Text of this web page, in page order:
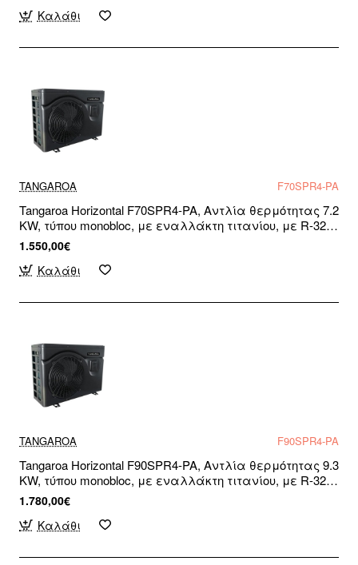
Καλάθι
TANGAROA F70SPR4-PA
Tangaroa Horizontal F70SPR4-PA, Αντλία θερμότητας 7.2
KW, τύπου monobloc, με εναλλάκτη τιτανίου, με R-32,
για πισίνες και σπα, WiFi Ready, Μονοφασική
1.550,00€
Καλάθι
TANGAROA F90SPR4-PA
Tangaroa Horizontal F90SPR4-PA, Αντλία θερμότητας 9.3
KW, τύπου monobloc, με εναλλάκτη τιτανίου, με R-32,
για πισίνες και σπα, WiFi Ready, Μονοφασική
1.780,00€
Καλάθι